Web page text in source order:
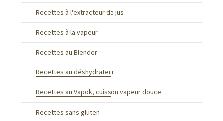
03.24.2017
Recettes à l'extracteur de jus
Recettes à la vapeur
Recettes au Blender
Recettes au déshydrateur
Recettes au Vapok, cuisson vapeur douce
Recettes sans gluten